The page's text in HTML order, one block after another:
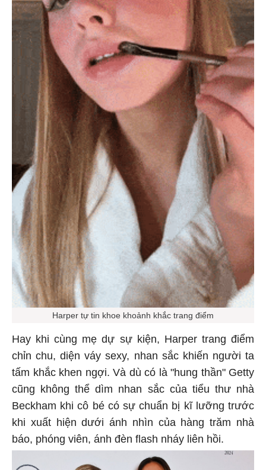
Harper tự tin khoe khoảnh khắc trang điểm
Hay khi cùng mẹ dự sự kiện, Harper trang điểm
chỉn chu, diện váy sexy, nhan sắc khiến người ta
tấm khắc khen ngợi. Và dù có là "hung thần" Getty
cũng không thể dìm nhan sắc của tiểu thư nhà
Beckham khi cô bé có sự chuẩn bị kĩ lưỡng trước
khi xuất hiện dưới ánh nhìn của hàng trăm nhà
báo, phóng viên, ánh đèn flash nháy liên hồi.